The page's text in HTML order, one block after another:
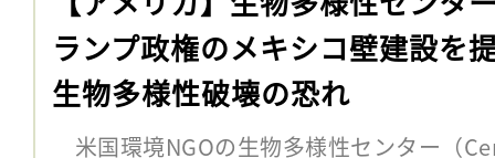
ランプ政権のメキシコ壁建設を
生物多様性破壊の恐れ
米国環境NGOの生物多様性センター（